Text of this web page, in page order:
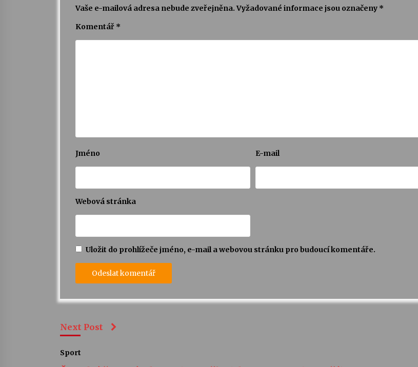
Vaše e-mailová adresa nebude zveřejněna. Vyžadované informace jsou označeny *
Komentář *
Jméno E-mail
Webová stránka
Uložit do prohlížeče jméno, e-mail a webovou stránku pro budoucí komentáře.
Next Post
Sport